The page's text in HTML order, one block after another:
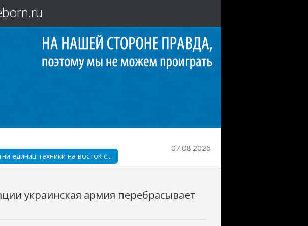
единиц техники на восток с...
07.08.2026
украинская армия перебрасывает